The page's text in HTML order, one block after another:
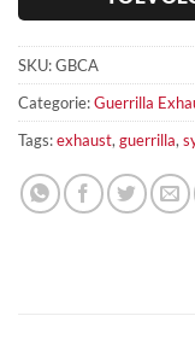
SKU:GBCA
Categorie:Guerrilla
Tags:exhaust, guerrilla,